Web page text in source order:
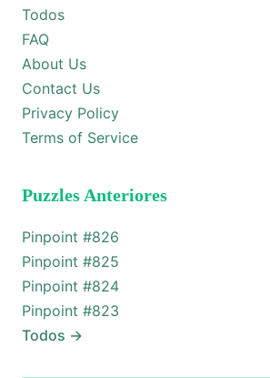
Todos
FAQ
About Us
Contact Us
Privacy Policy
Terms of Service
Puzzles Anteriores
Pinpoint #826
Pinpoint #825
Pinpoint #824
Pinpoint #823
Todos →